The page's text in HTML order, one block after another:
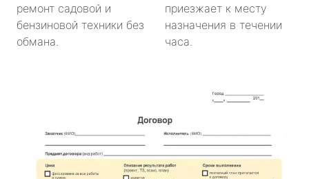
ремонт садовой и
бензиновой техники без
обмана.
приезжает к месту
назначения в течении
часа.